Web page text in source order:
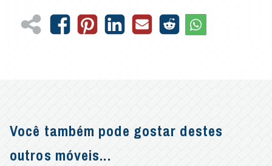
Você também pode gostar destes
outros móveis...